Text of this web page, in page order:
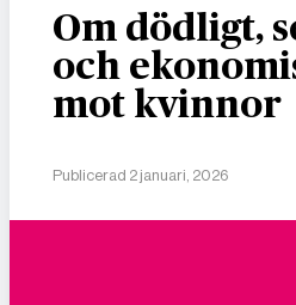
Om dödligt,
och
mot kvinnor
Publicerad 2 januari, 2026